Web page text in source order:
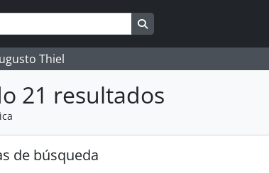
Thiel
21 resultados
de búsqueda